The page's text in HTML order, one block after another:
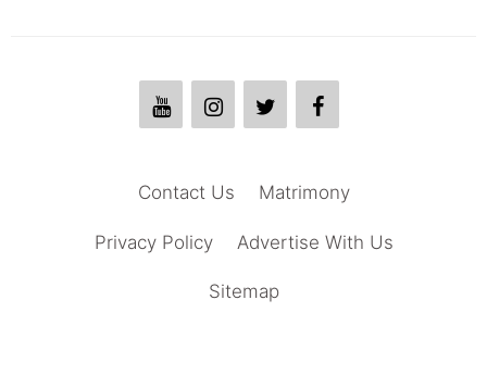
Matrimony
Contact Us
Advertise With Us
Privacy Policy
Sitemap